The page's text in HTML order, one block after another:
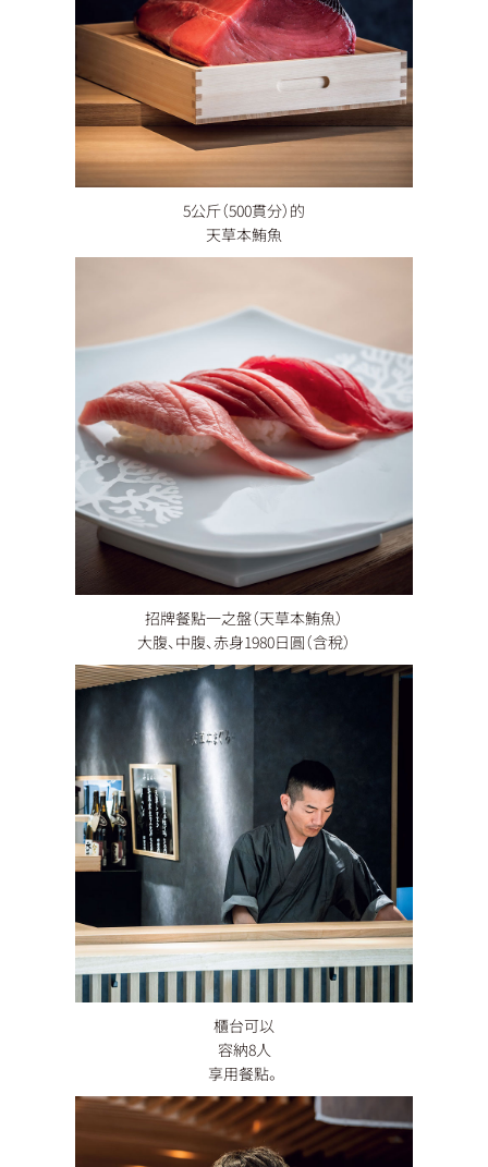
5公斤（500貫分）的
天草本鮪魚
招牌餐點一之盤（天草本鮪魚）
大腹、中腹、赤身1980日圓（含稅）
櫃台可以
容納8人
享用餐點。